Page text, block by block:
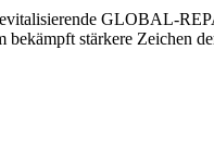
GLOBAL-
stärkere Zeichen